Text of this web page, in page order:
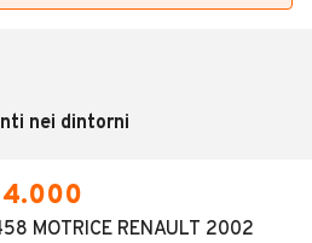
nei dintorni
MOTRICE RENAULT 2002